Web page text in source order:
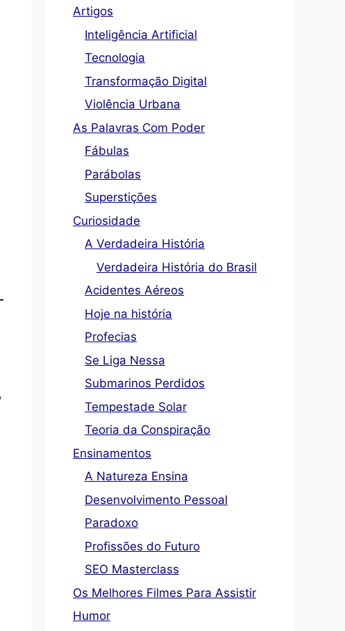
Artigos
Inteligência Artificial
Tecnologia
Transformação Digital
Violência Urbana
As Palavras Com Poder
Fábulas
Parábolas
Superstições
Curiosidade
A Verdadeira História
Verdadeira História do Brasil
Acidentes Aéreos
Hoje na história
Profecias
Se Liga Nessa
Submarinos Perdidos
Tempestade Solar
Teoria da Conspiração
Ensinamentos
A Natureza Ensina
Desenvolvimento Pessoal
Paradoxo
Profissões do Futuro
SEO Masterclass
Os Melhores Filmes Para Assistir
Humor